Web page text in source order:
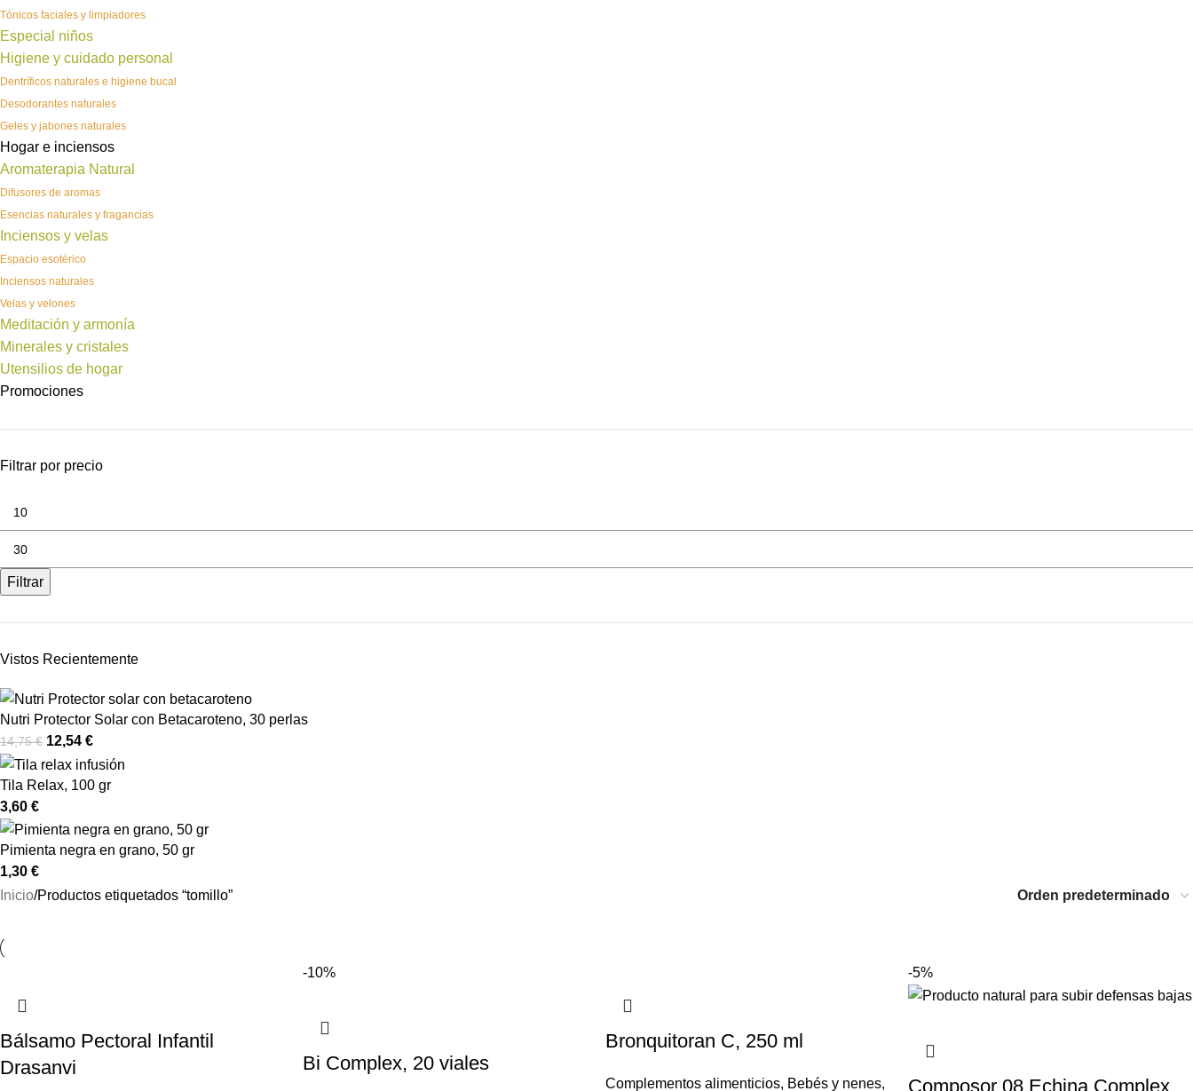
Tónicos faciales y limpiadores
Especial niños
Higiene y cuidado personal
Dentríficos naturales e higiene bucal
Desodorantes naturales
Geles y jabones naturales
Hogar e inciensos
Aromaterapia Natural
Difusores de aromas
Esencias naturales y fragancias
Inciensos y velas
Espacio esotérico
Inciensos naturales
Velas y velones
Meditación y armonía
Minerales y cristales
Utensilios de hogar
Promociones
Filtrar por precio
Filtrar
Vistos Recientemente
Nutri Protector Solar con Betacaroteno, 30 perlas
14,75€ 12,54 €
Tila Relax, 100 gr
3,60 €
Pimienta negra en grano, 50 gr
1,30 €
Inicio Productos etiquetados “tomillo”
Bálsamo Pectoral Infantil
Drasanvi
-10%
Bi Complex, 20 viales
Bronquitoran C, 250 ml
Complementos alimenticios, Bebés y nenes,
-5%
Composor 08 Echina Complex